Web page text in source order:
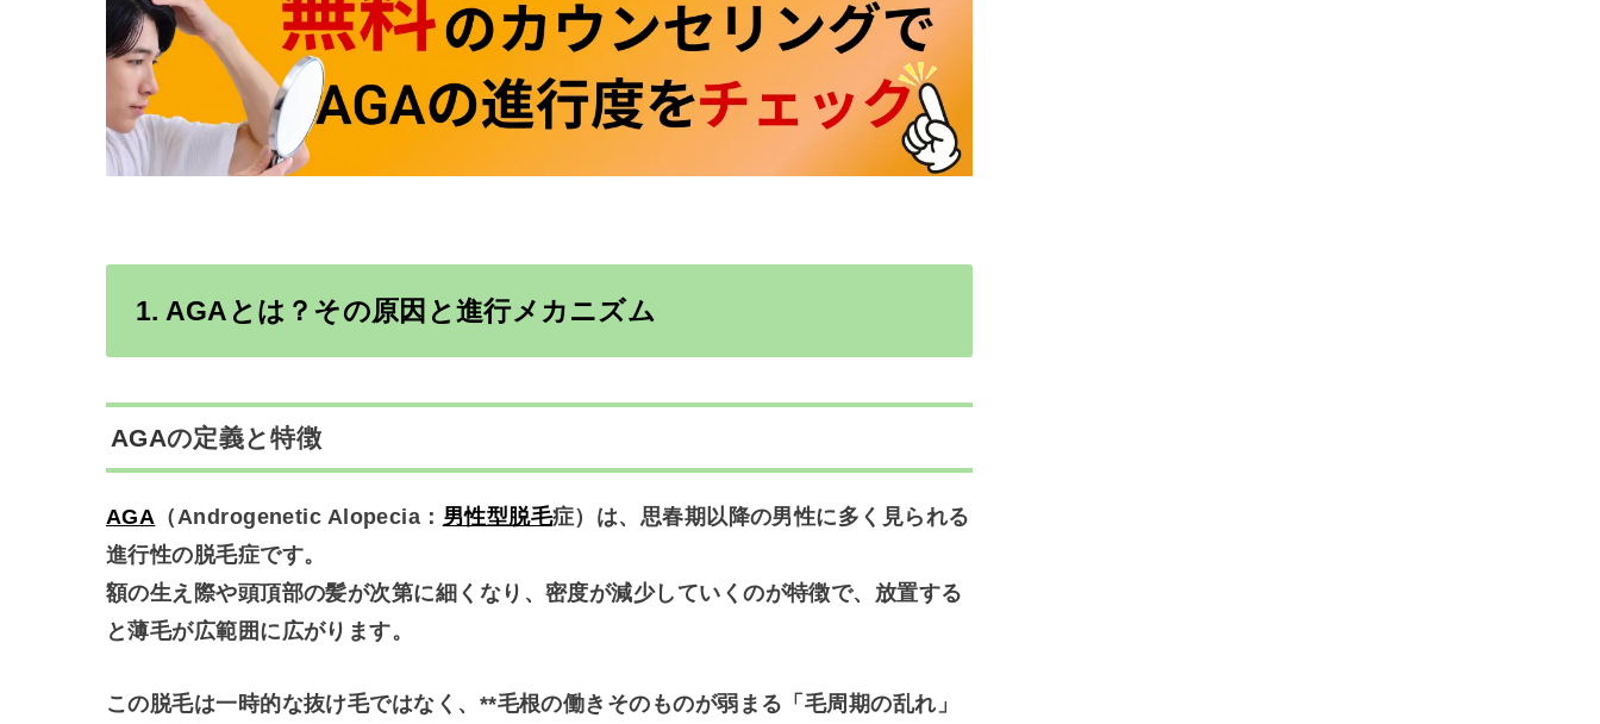
1. AGA とは？その原因と進行メカニズム
AGAの定義と特徴
AGA （Androgenetic Alopecia： 男性型脱毛症）は、 思春期以降の男性に多く見られる
進行性の脱毛症です。
額の生え際や頭頂部の髪が次第に細くなり、密度が減少していくのが特徴で、放置する
と薄毛が広範囲に広がります。
この脱毛は一時的な抜け毛ではなく、**毛根の働きそのものが弱まる「毛周期の乱れ」